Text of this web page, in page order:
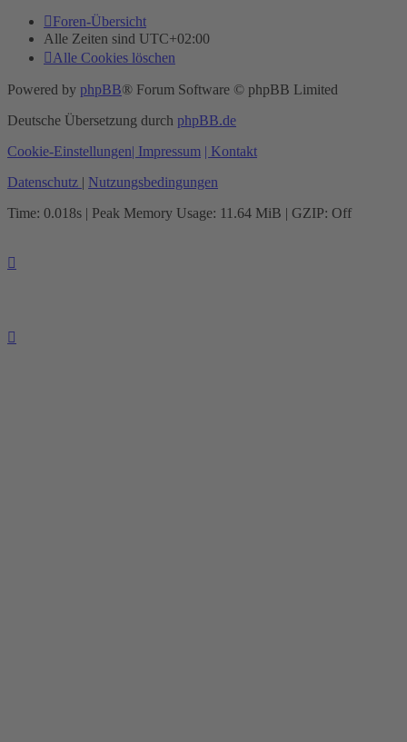
Foren-Übersicht
Alle Zeiten sind UTC+02:00
Alle Cookies löschen
Powered by phpBB® Forum Software © phpBB Limited
Deutsche Übersetzung durch phpBB.de
Cookie-Einstellungen| Impressum | Kontakt
Datenschutz | Nutzungsbedingungen
Time: 0.018s | Peak Memory Usage: 11.64 MiB | GZIP: Off